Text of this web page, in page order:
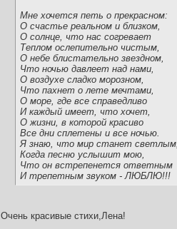
Мне хочется петь о прекрасном:
О счастье реальном и близком,
О солнце, что нас согревает
Теплом ослепительно чистым,
О небе блистательно звездном,
Что ночью давлеет над нами,
О воздухе сладко морозном,
Что пахнет о лете мечтами,
О море, где все справедливо
И каждый имеет, что хочет,
О жизни, в которой красиво
Все дни сплетены и все ночью.
Я знаю, что мир станет светлым,
Когда песню услышит мою,
Что он встрепенется ответным
И трепетным звуком - ЛЮБЛЮ!!!
Очень красивые стихи,Лена!